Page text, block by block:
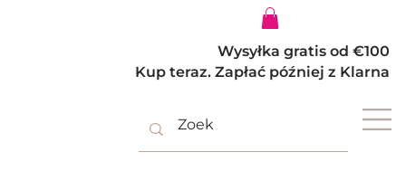
Wysyłka gratis od €100
Kup teraz. Zapłać później z Klarna